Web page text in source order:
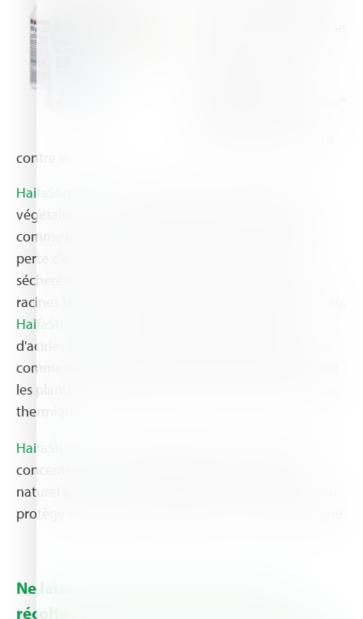
contre le stress.
HaifaStim™ Wall-Up
végétales avec du silicium facile d’accès, agissant
comme une armure microscopique pour réduire la
perte d'eau lors de périodes de canicule et de
sécheresse. Il favorise également la croissance des
racines latérales, améliorant ainsi l’absorption de l’eau.
HaifaStim™ Booster
d'acides aminés à faible poids moléculaire, agissant
comme de minuscules éponges anti-stress qui aident
les plantes à s'adapter à l'eau, à la salinité et au stress
thermique.
HaifaStim™ Rally
concentrée de glycine-bétaïne, un super-héros
naturel aux pouvoirs antioxydants et osmotiques qui
protège les plantes de la chaleur et du stress hydrique.
Ne laissez pas la canicule voler votre
récolte ! Les solutions innovantes d’ Haifa